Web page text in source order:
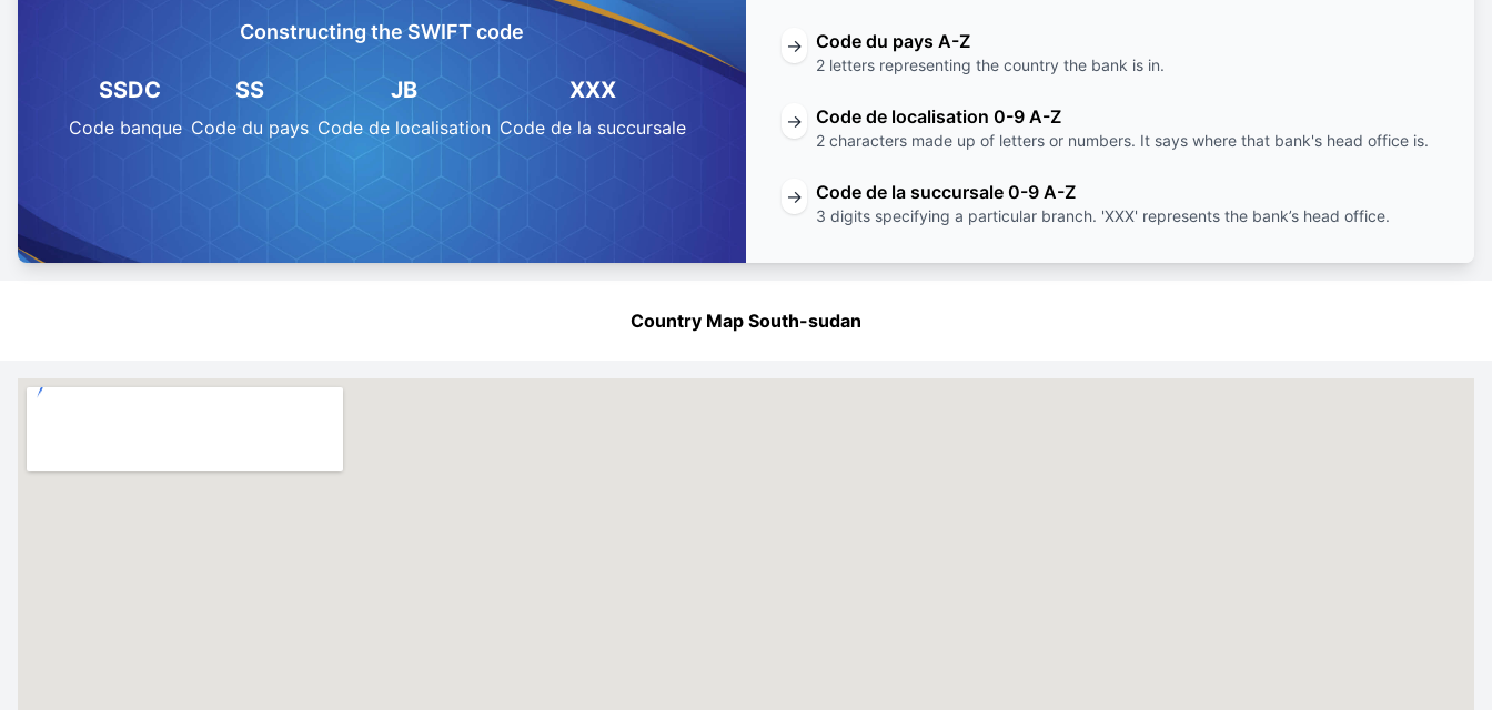
Constructing the SWIFT code
SSDC
Code banque
SS
Code du pays
JB
Code de localisation
XXX
Code de la succursale
→ Code du pays A-Z
2 letters representing the country the bank is in.
→ Code de localisation 0-9 A-Z
2 characters made up of letters or numbers. It says where that bank's head office is.
→ Code de la succursale 0-9 A-Z
3 digits specifying a particular branch. 'XXX' represents the bank’s head office.
Country Map South-sudan